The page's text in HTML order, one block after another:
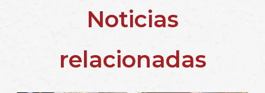
Noticias
relacionadas